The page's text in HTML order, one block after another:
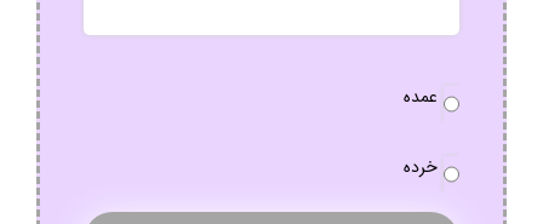
سفارش
عمده
خرده